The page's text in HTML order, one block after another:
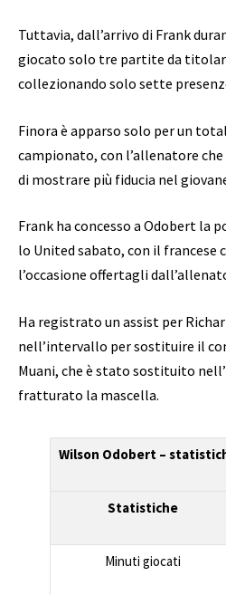
Tuttavia, dall’arrivo di Frank
giocato solo tre partite da
collezionando solo sette
Finora è apparso solo per un
campionato, con l’allenatore
di mostrare più fiducia nel
Frank ha concesso a Odobert la
lo United sabato, con il francese
l’occasione offertagli
Ha registrato un assist per
nell’intervallo per sostituire il
Muani, che è stato sostituito
fratturato la mascella.
Wilson Odobert –
Statistiche
Minuti giocati